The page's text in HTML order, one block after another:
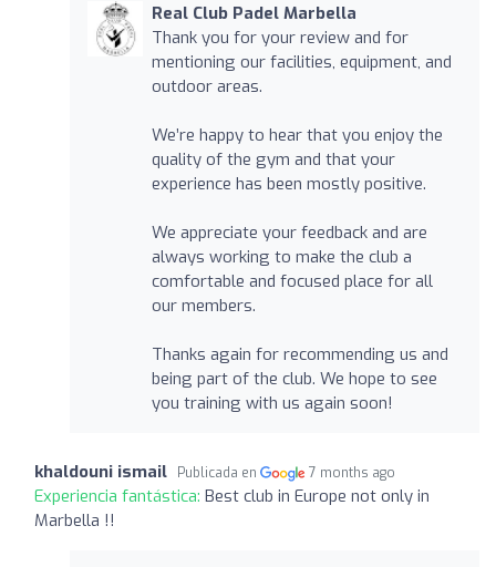
Real Club Padel Marbella
Thank you for your review and for
mentioning our facilities, equipment, and
outdoor areas.
We’re happy to hear that you enjoy the
quality of the gym and that your
experience has been mostly positive.
We appreciate your feedback and are
always working to make the club a
comfortable and focused place for all
our members.
Thanks again for recommending us and
being part of the club. We hope to see
you training with us again soon!
khaldouni ismail Publicada en 7 months ago
Experiencia fantástica: Best club in Europe not only in
Marbella !!